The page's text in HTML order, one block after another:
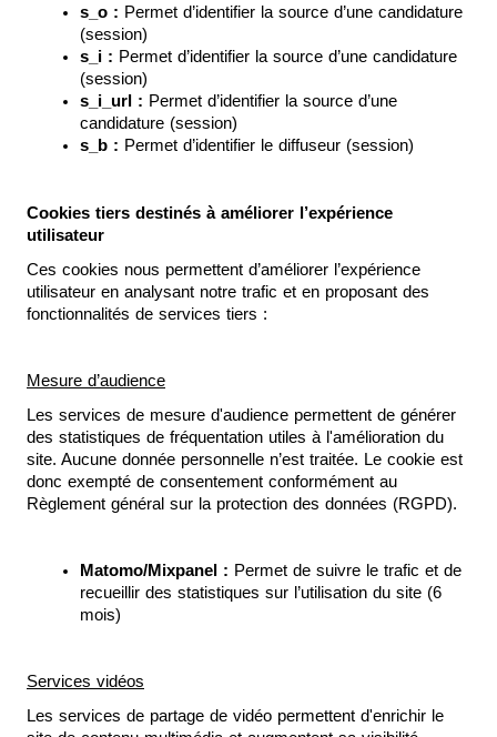
s_o : Permet d’identifier la source d’une candidature
(session)
s_i : Permet d’identifier la source d’une candidature
(session)
s_i_url : Permet d’identifier la source d’une
candidature (session)
s_b : Permet d’identifier le diffuseur (session)
Cookies tiers destinés à améliorer l’expérience
utilisateur
Ces cookies nous permettent d’améliorer l’expérience
utilisateur en analysant notre trafic et en proposant des
fonctionnalités de services tiers :
Mesure d’audience
Les services de mesure d'audience permettent de générer
des statistiques de fréquentation utiles à l'amélioration du
site. Aucune donnée personnelle n’est traitée. Le cookie est
donc exempté de consentement conformément au
Règlement général sur la protection des données (RGPD).
Matomo/Mixpanel : Permet de suivre le trafic et de
recueillir des statistiques sur l’utilisation du site (6
mois)
Services vidéos
Les services de partage de vidéo permettent d'enrichir le